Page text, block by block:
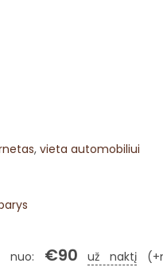
, vieta automobiliui
nuo: €90 už naktį